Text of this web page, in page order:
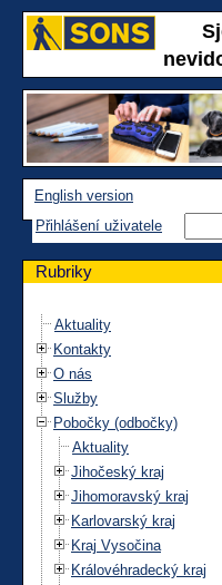
English version
Přihlášení uživatele
Rubriky
Aktuality
Kontakty
O nás
Služby
Pobočky (odbočky)
Aktuality
Jihočeský kraj
Jihomoravský kraj
Karlovarský kraj
Kraj Vysočina
Královéhradecký kraj